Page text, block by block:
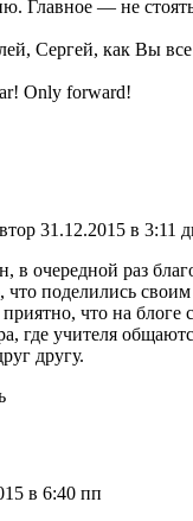
Главное — не
Сергей, как Вы все
Only forward!
31.12.2015 в 3:11
в очередной раз
что поделились
что на блоге
где учителя
другу.
в 6:40 пп